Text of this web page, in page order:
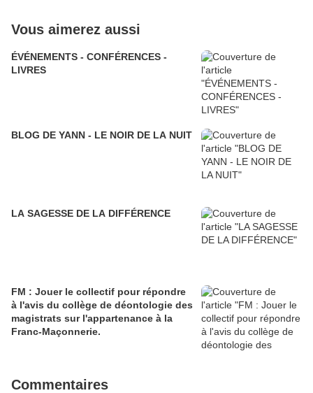
Vous aimerez aussi
ÉVÉNEMENTS - CONFÉRENCES -
LIVRES
BLOG DE YANN - LE NOIR DE LA NUIT
LA SAGESSE DE LA DIFFÉRENCE
FM : Jouer le collectif pour répondre
à l'avis du collège de déontologie des
magistrats sur l'appartenance à la
Franc-Maçonnerie.
Commentaires